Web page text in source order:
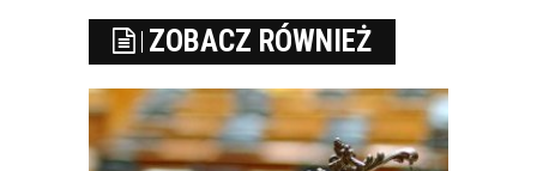
ZOBACZ RÓWNIEŻ